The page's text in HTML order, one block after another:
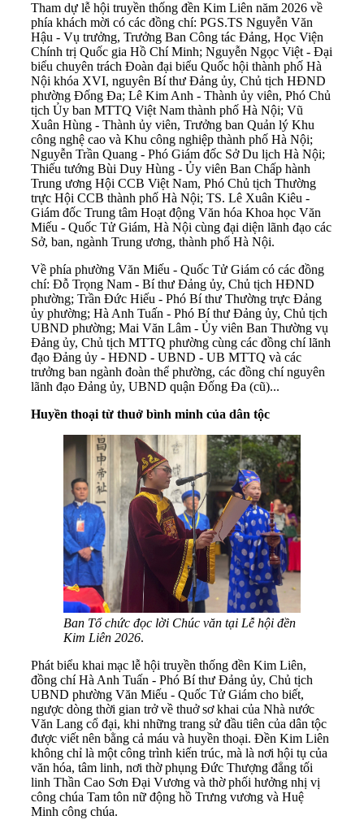
Tham dự lễ hội truyền thống đền Kim Liên năm 2026 về
phía khách mời có các đồng chí: PGS.TS Nguyễn Văn
Hậu - Vụ trưởng, Trưởng Ban Công tác Đảng, Học Viện
Chính trị Quốc gia Hồ Chí Minh; Nguyễn Ngọc Việt - Đại
biểu chuyên trách Đoàn đại biểu Quốc hội thành phố Hà
Nội khóa XVI, nguyên Bí thư Đảng ủy, Chủ tịch HĐND
phường Đống Đa; Lê Kim Anh - Thành ủy viên, Phó Chủ
tịch Ủy ban MTTQ Việt Nam thành phố Hà Nội; Vũ
Xuân Hùng - Thành ủy viên, Trưởng ban Quản lý Khu
công nghệ cao và Khu công nghiệp thành phố Hà Nội;
Nguyễn Trần Quang - Phó Giám đốc Sở Du lịch Hà Nội;
Thiếu tướng Bùi Duy Hùng - Ủy viên Ban Chấp hành
Trung ương Hội CCB Việt Nam, Phó Chủ tịch Thường
trực Hội CCB thành phố Hà Nội; TS. Lê Xuân Kiêu -
Giám đốc Trung tâm Hoạt động Văn hóa Khoa học Văn
Miếu - Quốc Tử Giám, Hà Nội cùng đại diện lãnh đạo các
Sở, ban, ngành Trung ương, thành phố Hà Nội.
Về phía phường Văn Miếu - Quốc Tử Giám có các đồng
chí: Đỗ Trọng Nam - Bí thư Đảng ủy, Chủ tịch HĐND
phường; Trần Đức Hiếu - Phó Bí thư Thường trực Đảng
ủy phường; Hà Anh Tuấn - Phó Bí thư Đảng ủy, Chủ tịch
UBND phường; Mai Văn Lâm - Ủy viên Ban Thường vụ
Đảng ủy, Chủ tịch MTTQ phường cùng các đồng chí lãnh
đạo Đảng ủy - HĐND - UBND - UB MTTQ và các
trưởng ban ngành đoàn thể phường, các đồng chí nguyên
lãnh đạo Đảng ủy, UBND quận Đống Đa (cũ)...
Huyền thoại từ thuở bình minh của dân tộc
Ban Tổ chức đọc lời Chúc văn tại Lễ hội đền
Kim Liên 2026.
Phát biểu khai mạc lễ hội truyền thống đền Kim Liên,
đồng chí Hà Anh Tuấn - Phó Bí thư Đảng ủy, Chủ tịch
UBND phường Văn Miếu - Quốc Tử Giám cho biết,
ngược dòng thời gian trở về thuở sơ khai của Nhà nước
Văn Lang cổ đại, khi những trang sử đầu tiên của dân tộc
được viết nên bằng cả máu và huyền thoại. Đền Kim Liên
không chỉ là một công trình kiến trúc, mà là nơi hội tụ của
văn hóa, tâm linh, nơi thờ phụng Đức Thượng đẳng tối
linh Thần Cao Sơn Đại Vương và thờ phối hưởng nhị vị
công chúa Tam tôn nữ động hồ Trưng vương và Huệ
Minh công chúa.